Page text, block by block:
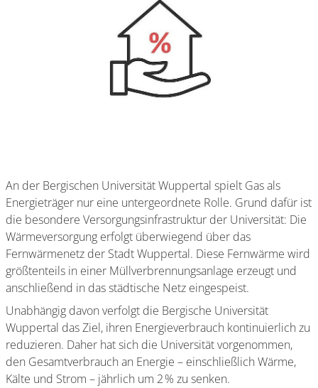
An der Bergischen Universität Wuppertal spielt Gas als
Energieträger nur eine untergeordnete Rolle. Grund dafür ist
die besondere Versorgungsinfrastruktur der Universität: Die
Wärmeversorgung erfolgt überwiegend über das
Fernwärmenetz der Stadt Wuppertal. Diese Fernwärme wird
größtenteils in einer Müllverbrennungsanlage erzeugt und
anschließend in das städtische Netz eingespeist.
Unabhängig davon verfolgt die Bergische Universität
Wuppertal das Ziel, ihren Energieverbrauch kontinuierlich zu
reduzieren. Daher hat sich die Universität vorgenommen,
den Gesamtverbrauch an Energie – einschließlich Wärme,
Kälte und Strom – jährlich um 2 % zu senken.